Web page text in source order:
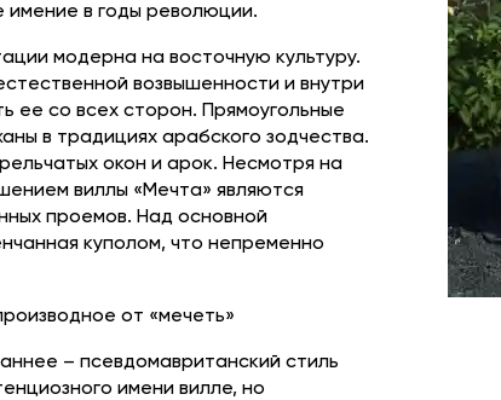
имение в годы революции.
модерна на восточную культуру.
возвышенности и внутри
ее со всех сторон. Прямоугольные
в традициях арабского зодчества.
окон и арок. Несмотря на
виллы «Мечта» являются
проемов. Над основной
куполом, что непременно
от «мечеть»
– псевдомавританский стиль
имени вилле, но